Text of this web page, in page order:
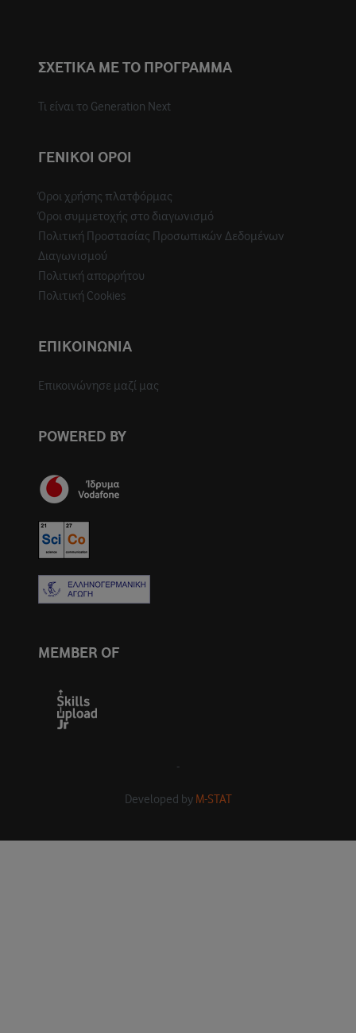
ΣΧΕΤΙΚΑ ΜΕ ΤΟ ΠΡΟΓΡΑΜΜΑ
Τι είναι το Generation Next
ΓΕΝΙΚΟΙ ΟΡΟΙ
Όροι χρήσης πλατφόρμας
Όροι συμμετοχής στο διαγωνισμό
Πολιτική Προστασίας Προσωπικών Δεδομένων
Διαγωνισμού
Πολιτική απορρήτου
Πολιτική Cookies
ΕΠΙΚΟΙΝΩΝΙΑ
Επικοινώνησε μαζί μας
POWERED BY
MEMBER OF
-
Developed by M-STAT